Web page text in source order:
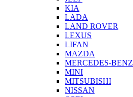
KIA
LADA
LAND ROVER
LEXUS
LIFAN
MAZDA
MERCEDES-BENZ
MINI
MITSUBISHI
NISSAN